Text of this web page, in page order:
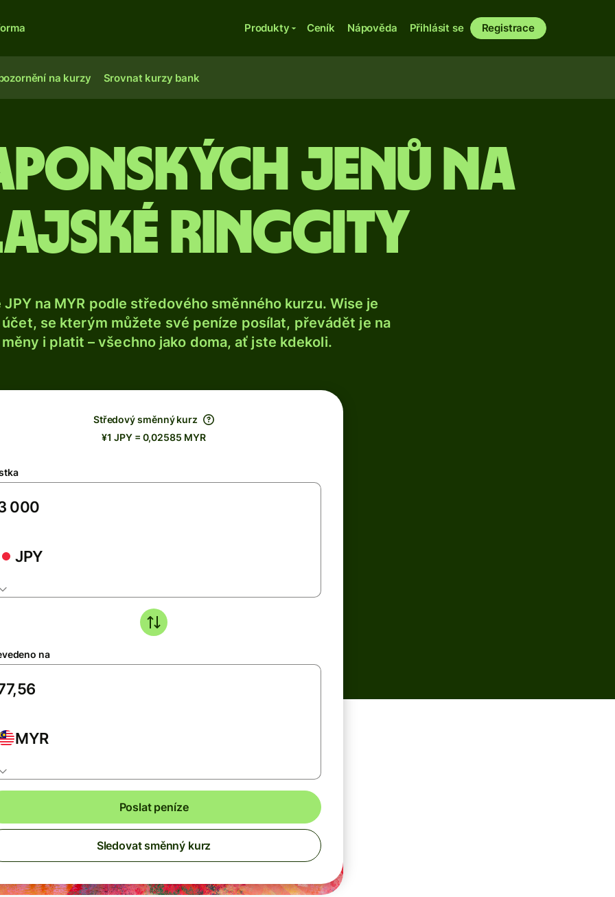
Produkty Ceník Nápověda Přihlásit se Registrace
na kurzy Srovnat kurzy bank
jenů na
ringgity
na MYR podle středového směnného kurzu. Wise je
se kterým můžete své peníze posílat, převádět je na
i platit – všechno jako doma, ať jste kdekoli.
Středový směnný kurz
¥1 JPY = 0,02585 MYR
JPY
na
MYR
Poslat peníze
Sledovat směnný kurz